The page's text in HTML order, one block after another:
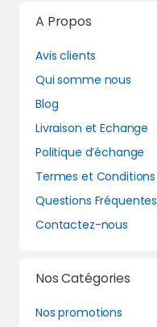
A Propos
Avis clients
Qui somme nous
Blog
Livraison et Echange
Politique d’échange
Termes et Conditions
Questions Fréquentes
Contactez-nous
Nos Catégories
Nos promotions